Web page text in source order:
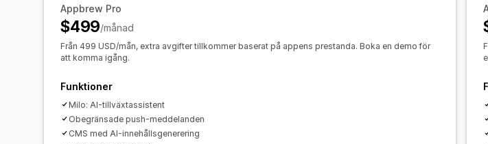
Appbrew Pro
$499/månad
Från 499 USD/mån, extra avgifter tillkommer baserat på appens prestanda. Boka en demo för
att komma igång.
Funktioner
Milo: AI-tillväxtassistent
Obegränsade push-meddelanden
CMS med AI-innehållsgenerering